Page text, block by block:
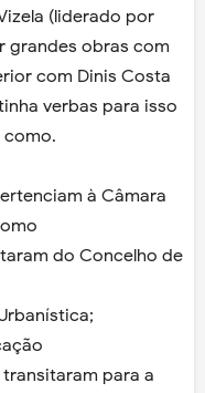
(liderado por
grandes obras com
com Dinis Costa
verbas para isso
como.
à Câmara
do Concelho de
para a